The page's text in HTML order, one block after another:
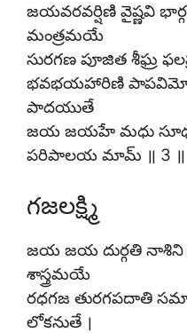
జయవరవర్షిణి వైష్ణవి
మంత్రమయే
సురగణ పూజిత శీఘ్ర
భవభయహారిణి
పాదయుతే
జయ జయహే మధు
పరిపాలయ మామ్ ॥ 3 ॥
గజలక్ష్మి
జయ జయ దుర్గతి నాశిని
శాస్త్రమయే
రధగజ తురగపదాతి
లోకనుతే ।